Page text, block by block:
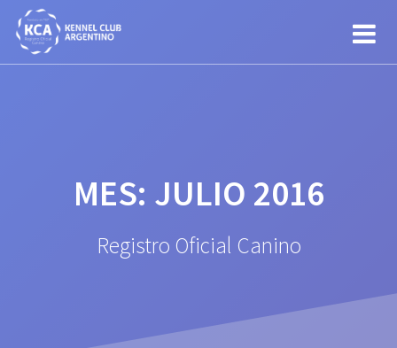
MES: JULIO 2016
Registro Oficial Canino